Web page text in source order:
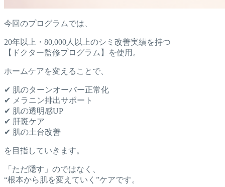
今回のプログラムでは、
20年以上・80,000人以上のシミ改善実績を持つ
【ドクター監修プログラム】を使用。
ホームケアを変えることで、
✔ 肌のターンオーバー正常化
✔ メラニン排出サポート
✔ 肌の透明感UP
✔ 肝斑ケア
✔ 肌の土台改善
を目指していきます。
「ただ隠す」のではなく、
“根本から肌を変えていく”ケアです。